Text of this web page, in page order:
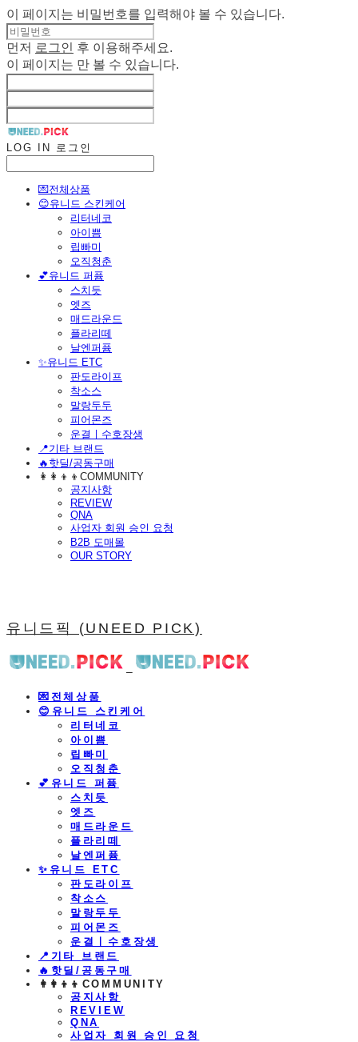
이 페이지는 비밀번호를 입력해야 볼 수 있습니다.
먼저 로그인
후 이용해주세요.
이 페이지는 만 볼 수 있습니다.
LOG IN 로그인
💌전체상품
😊유니드 스킨케어
리터네코
아이쁨
립빠미
오직청춘
💕유니드 퍼퓸
스치듯
엣즈
매드라운드
플라리떼
날엔퍼퓸
​✨유니드 ETC
판도라이프
착소스
말랑두두
피어몬즈
운결ㅣ수호장생
📍기타 브랜드
🔥핫딜/공동구매
👩‍👩‍👦‍👦COMMUNITY
공지사항
REVIEW
QNA
사업자 회원 승인 요청
B2B 도매몰
OUR STORY
유니드픽 (UNEED PICK)
💌전체상품
😊유니드 스킨케어
리터네코
아이쁨
립빠미
오직청춘
💕유니드 퍼퓸
스치듯
엣즈
매드라운드
플라리떼
날엔퍼퓸
​✨유니드 ETC
판도라이프
착소스
말랑두두
피어몬즈
운결ㅣ수호장생
📍기타 브랜드
🔥핫딜/공동구매
👩‍👩‍👦‍👦COMMUNITY
공지사항
REVIEW
QNA
사업자 회원 승인 요청